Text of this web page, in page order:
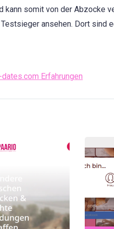
kann somit von der Abzocke
ansehen. Dort sind
Erfahrungen